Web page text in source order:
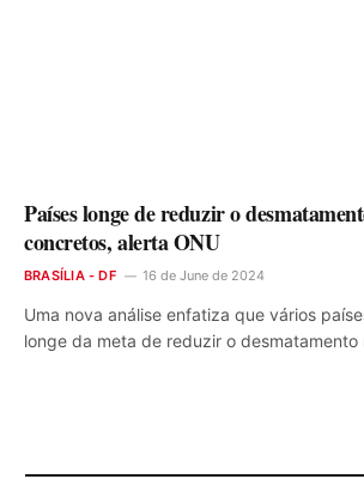
Países longe de reduzir o
concretos, alerta ONU
BRASÍLIA - DF 16 de June de 2024
Uma nova análise enfatiza que vários
longe da meta de reduzir o